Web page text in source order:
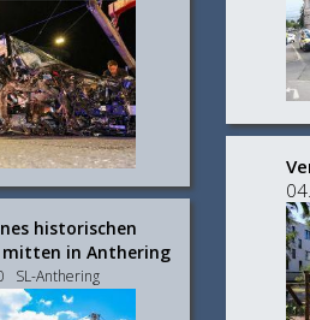
historischen
mitten in Anthering
SL-Anthering